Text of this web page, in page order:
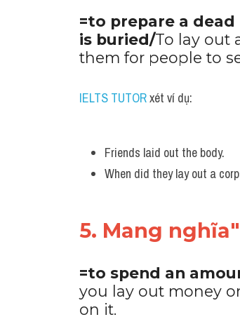
=to prepare a
is buried/To lay out
them for people to
IELTS TUTOR xét ví dụ:
Friends laid out the body.
When did they lay out a
5. Mang
=to spend an
you lay out money
on it.